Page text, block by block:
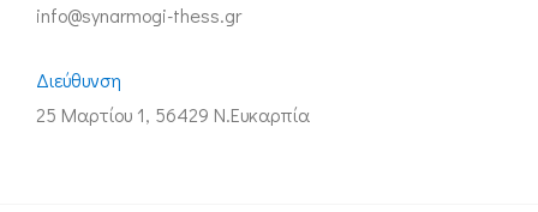
info@synarmogi-thess.gr
Διεύθυνση
25 Μαρτίου 1, 56429 Ν.Ευκαρπία